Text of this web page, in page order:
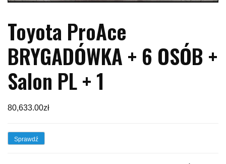
Toyota ProAce
BRYGADÓWKA + 6 OSÓB +
Salon PL + 1
80,633.00zł
Sprawdź